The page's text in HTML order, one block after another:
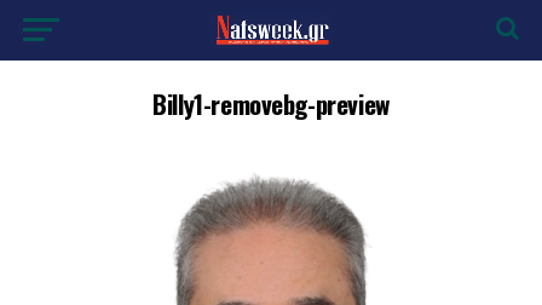
Billy1-removebg-preview